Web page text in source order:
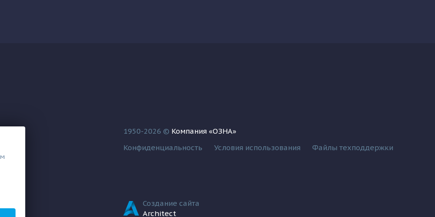
1950-2026 © Компания «ОЗНА»
Конфиденциальность
Условия использования Файлы техподдержки
Создание сайта
Architect